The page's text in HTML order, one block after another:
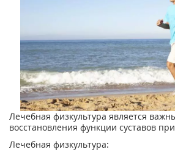
Лечебная физкультура является
восстановления функции суставов
Лечебная физкультура: